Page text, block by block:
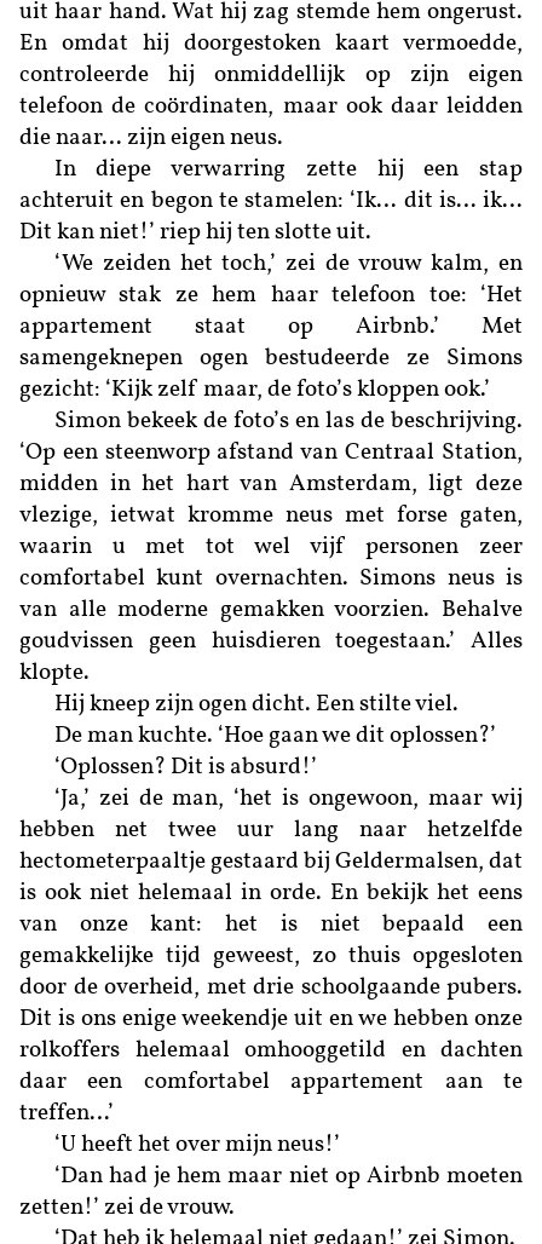
uit haar hand. Wat hij zag stemde hem ongerust.
En omdat hij doorgestoken kaart vermoedde,
controleerde hij onmiddellijk op zijn eigen
telefoon de coördinaten, maar ook daar leidden
die naar… zijn eigen neus.
In diepe verwarring zette hij een stap
achteruit en begon te stamelen: ‘Ik… dit is… ik…
Dit kan niet!’ riep hij ten slotte uit.
‘We zeiden het toch,’ zei de vrouw kalm, en
opnieuw stak ze hem haar telefoon toe: ‘Het
appartement staat op Airbnb.’ Met
samengeknepen ogen bestudeerde ze Simons
gezicht: ‘Kijk zelf maar, de foto’s kloppen ook.’
Simon bekeek de foto’s en las de beschrijving.
‘Op een steenworp afstand van Centraal Station,
midden in het hart van Amsterdam, ligt deze
vlezige, ietwat kromme neus met forse gaten,
waarin u met tot wel vijf personen zeer
comfortabel kunt overnachten. Simons neus is
van alle moderne gemakken voorzien. Behalve
goudvissen geen huisdieren toegestaan.’ Alles
klopte.
Hij kneep zijn ogen dicht. Een stilte viel.
De man kuchte. ‘Hoe gaan we dit oplossen?’
‘Oplossen? Dit is absurd!’
‘Ja,’ zei de man, ‘het is ongewoon, maar wij
hebben net twee uur lang naar hetzelfde
hectometerpaaltje gestaard bij Geldermalsen, dat
is ook niet helemaal in orde. En bekijk het eens
van onze kant: het is niet bepaald een
gemakkelijke tijd geweest, zo thuis opgesloten
door de overheid, met drie schoolgaande pubers.
Dit is ons enige weekendje uit en we hebben onze
rolkoffers helemaal omhooggetild en dachten
daar een comfortabel appartement aan te
treffen…’
‘U heeft het over mijn neus!’
‘Dan had je hem maar niet op Airbnb moeten
zetten!’ zei de vrouw.